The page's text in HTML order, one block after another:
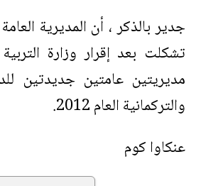
جدير بالذكر ، أن المديرية
تشكلت بعد إقرار وزارة
مديريتين عامتين جديدتين
والتركمانية العام 2012.
عنكاوا كوم